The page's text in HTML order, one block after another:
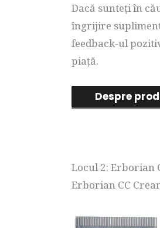
Dacă sunteți în
îngrijire
feedback-ul
piață.
Despre
Locul 2: Erborian
Erborian CC